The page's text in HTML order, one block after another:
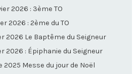
2026 : 3ème TO
2026 : 2ème du TO
2026 Le Baptême du Seigneur
2026 : Épiphanie du Seigneur
2025 Messe du jour de Noël